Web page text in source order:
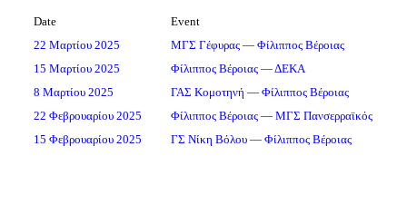
Date
Event
22 Μαρτίου 2025
ΜΓΣ Γέφυρας — Φίλιππος Βέροιας
15 Μαρτίου 2025
Φίλιππος Βέροιας — ΔΕΚΑ
8 Μαρτίου 2025
ΓΑΣ Κομοτηνή — Φίλιππος Βέροιας
22 Φεβρουαρίου 2025
Φίλιππος Βέροιας — ΜΓΣ Πανσερραϊκός
15 Φεβρουαρίου 2025
ΓΣ Νίκη Βόλου — Φίλιππος Βέροιας